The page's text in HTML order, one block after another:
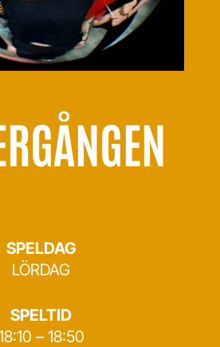
SPELDAG
LÖRDAG
SPELTID
– 18:50